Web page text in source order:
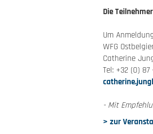
Die
Um
WFG
Catherine
Tel: +32 (0) 87
- Mit
> zur